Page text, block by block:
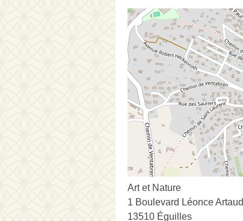
Art et Nature
1 Boulevard Léonce Artaud
13510 Éguilles